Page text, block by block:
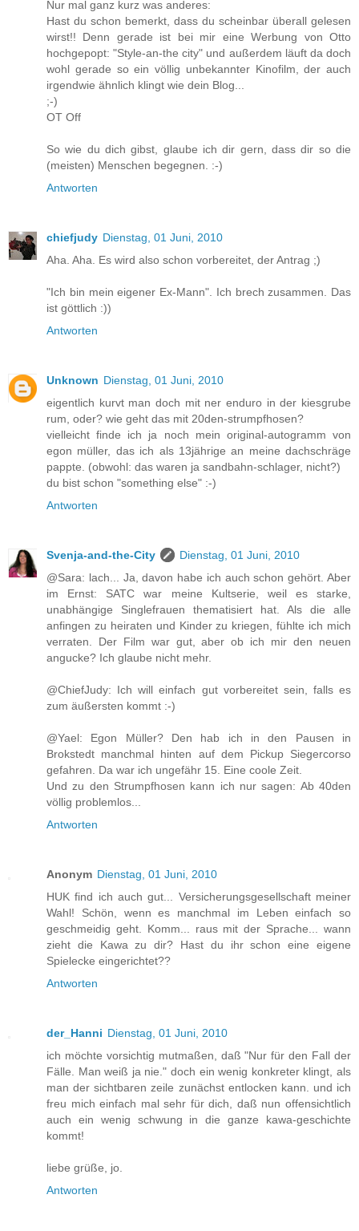
Nur mal ganz kurz was anderes:
Hast du schon bemerkt, dass du scheinbar überall gelesen
wirst!! Denn gerade ist bei mir eine Werbung von Otto
hochgepopt: "Style-an-the city" und außerdem läuft da doch
wohl gerade so ein völlig unbekannter Kinofilm, der auch
irgendwie ähnlich klingt wie dein Blog...
;-)
OT Off
So wie du dich gibst, glaube ich dir gern, dass dir so die
(meisten) Menschen begegnen. :-)
Antworten
chiefjudy Dienstag, 01 Juni, 2010
Aha. Aha. Es wird also schon vorbereitet, der Antrag ;)
"Ich bin mein eigener Ex-Mann". Ich brech zusammen. Das
ist göttlich :))
Antworten
Unknown Dienstag, 01 Juni, 2010
eigentlich kurvt man doch mit ner enduro in der kiesgrube
rum, oder? wie geht das mit 20den-strumpfhosen?
vielleicht finde ich ja noch mein original-autogramm von
egon müller, das ich als 13jährige an meine dachschräge
pappte. (obwohl: das waren ja sandbahn-schlager, nicht?)
du bist schon "something else" :-)
Antworten
Svenja-and-the-City
Dienstag, 01 Juni, 2010
@Sara: lach... Ja, davon habe ich auch schon gehört. Aber
im Ernst: SATC war meine Kultserie, weil es starke,
unabhängige Singlefrauen thematisiert hat. Als die alle
anfingen zu heiraten und Kinder zu kriegen, fühlte ich mich
verraten. Der Film war gut, aber ob ich mir den neuen
angucke? Ich glaube nicht mehr.
@ChiefJudy: Ich will einfach gut vorbereitet sein, falls es
zum äußersten kommt :-)
@Yael: Egon Müller? Den hab ich in den Pausen in
Brokstedt manchmal hinten auf dem Pickup Siegercorso
gefahren. Da war ich ungefähr 15. Eine coole Zeit.
Und zu den Strumpfhosen kann ich nur sagen: Ab 40den
völlig problemlos...
Antworten
Anonym Dienstag, 01 Juni, 2010
HUK find ich auch gut... Versicherungsgesellschaft meiner
Wahl! Schön, wenn es manchmal im Leben einfach so
geschmeidig geht. Komm... raus mit der Sprache... wann
zieht die Kawa zu dir? Hast du ihr schon eine eigene
Spielecke eingerichtet??
Antworten
der_Hanni Dienstag, 01 Juni, 2010
ich möchte vorsichtig mutmaßen, daß "Nur für den Fall der
Fälle. Man weiß ja nie." doch ein wenig konkreter klingt, als
man der sichtbaren zeile zunächst entlocken kann. und ich
freu mich einfach mal sehr für dich, daß nun offensichtlich
auch ein wenig schwung in die ganze kawa-geschichte
kommt!
liebe grüße, jo.
Antworten